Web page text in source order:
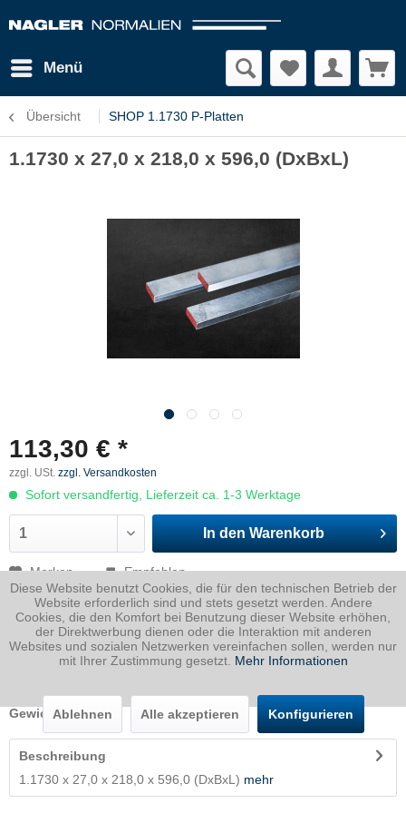
Menü
Übersicht SHOP 1.1730 P-Platten
1.1730 x 27,0 x 218,0 x 596,0 (DxBxL)
113,30 € *
zzgl. USt. zzgl. Versandkosten
Sofort versandfertig, Lieferzeit ca. 1-3 Werktage
In den Warenkorb
Merken Empfehlen
Artikel-Nr.: 1730027021800596P
Dicke
27 mm
218 mm
Gewicht 27.54Kg
Beschreibung
1.1730 x 27,0 x 218,0 x 596,0 (DxBxL) mehr
Diese Website benutzt Cookies, die für den technischen Betrieb der
Website erforderlich sind und stets gesetzt werden. Andere
Cookies, die den Komfort bei Benutzung dieser Website erhöhen,
der Direktwerbung dienen oder die Interaktion mit anderen
Websites und sozialen Netzwerken vereinfachen sollen, werden nur
mit Ihrer Zustimmung gesetzt. Mehr Informationen
Ablehnen Alle akzeptieren Konfigurieren